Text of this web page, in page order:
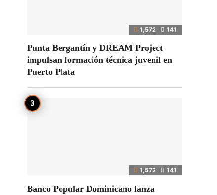
1,572 141
Punta Bergantín y DREAM Project
impulsan formación técnica juvenil en
Puerto Plata
1,572 141
Banco Popular Dominicano lanza